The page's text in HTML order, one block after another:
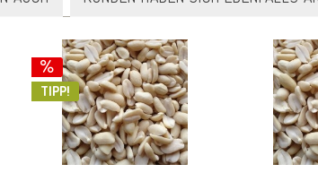
TIPP!